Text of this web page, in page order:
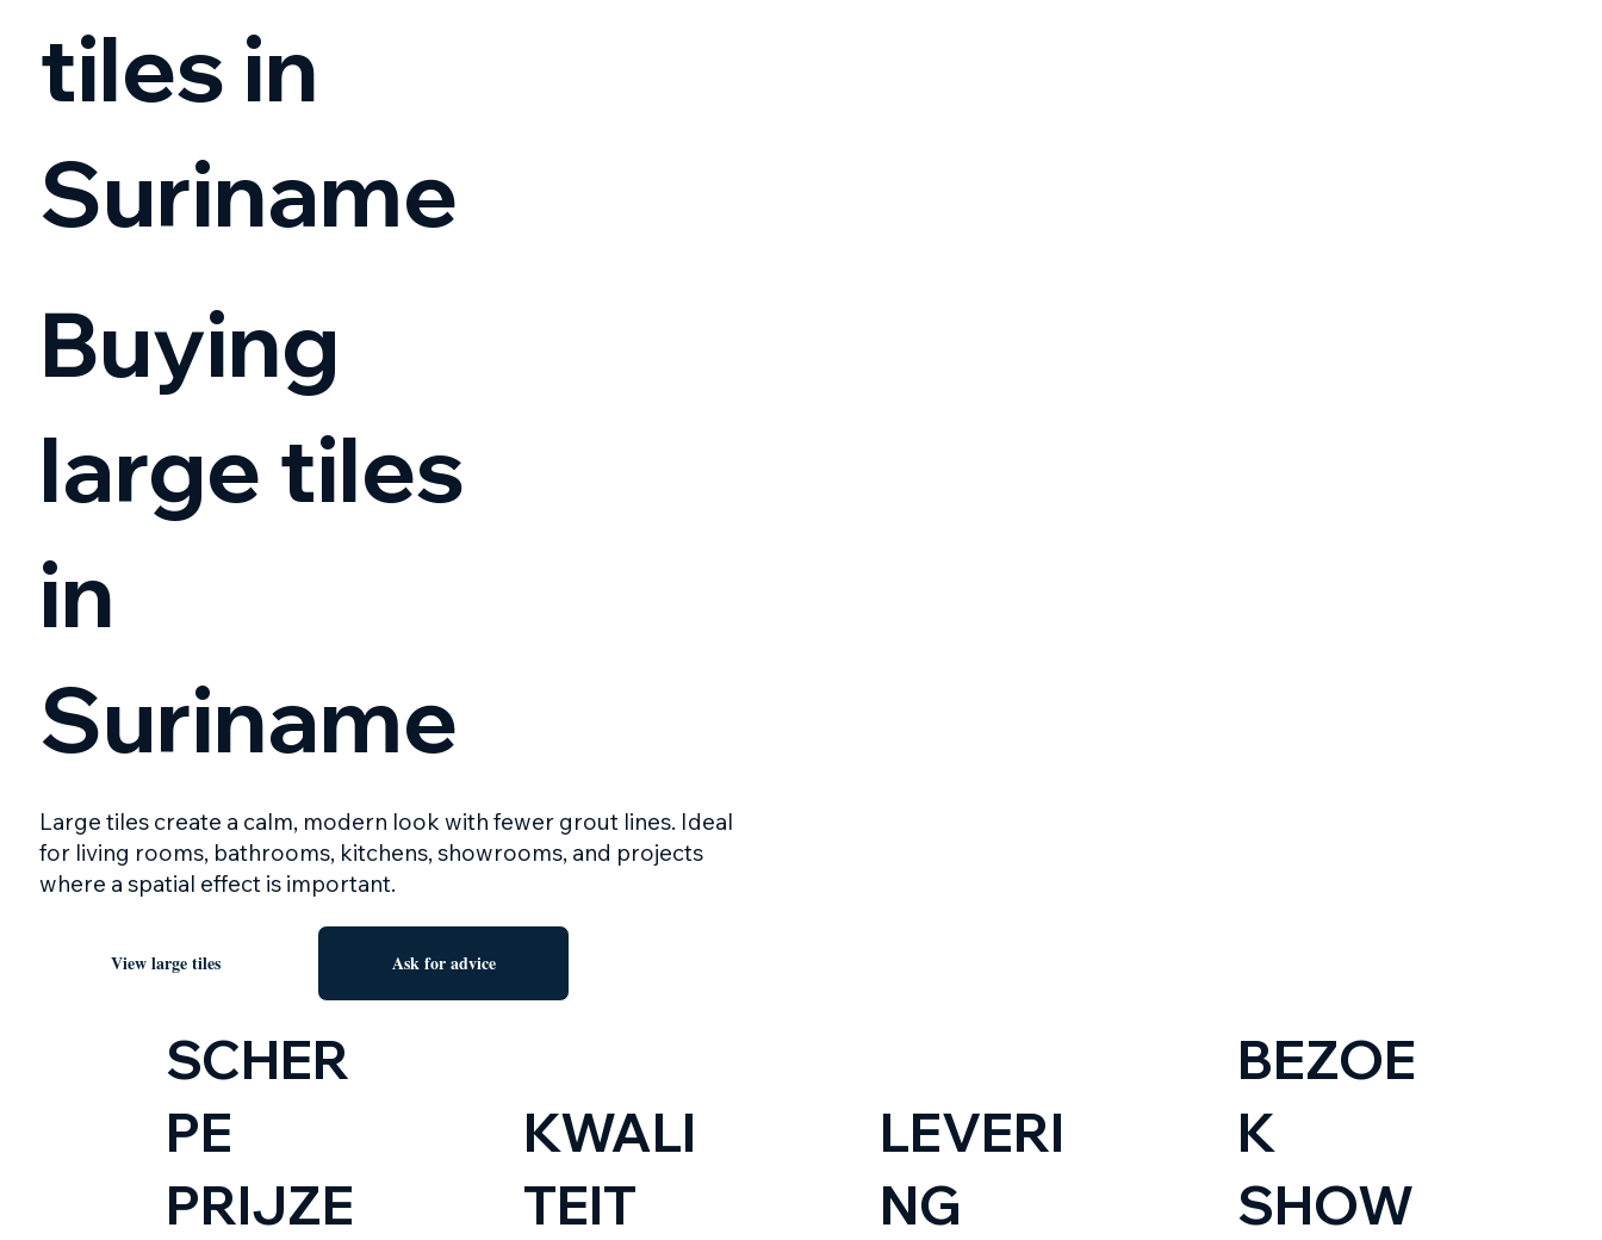
tiles in
Suriname
Buying
large tiles
in
Suriname
Large tiles create a calm, modern look with fewer grout lines. Ideal
for living rooms, bathrooms, kitchens, showrooms, and projects
where a spatial effect is important.
View large tiles Ask for advice
SCHER
PE
PRIJZE
KWALI
TEIT
LEVERI
NG
BEZOE
K
SHOW